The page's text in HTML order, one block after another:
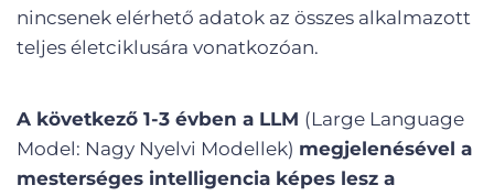
nincsenek elérhető adatok az összes alkalmazott
teljes életciklusára vonatkozóan.
A következő 1-3 évben a LLM (Large Language
Model: Nagy Nyelvi Modellek) megjelenésével a
mesterséges intelligencia képes lesz a